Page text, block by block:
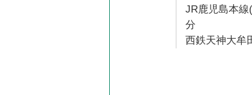
JR鹿児島本
分
西鉄天神大牟